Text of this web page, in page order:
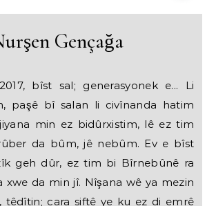
Gençağa
bîst sal; generasyonek e... Li
paşê bî salan li civînanda hatim
min ez bidûrxistim, lê ez tim
da bûm, jê nebûm. Ev e bîst
geh dûr, ez tim bi Bîrnebûnê ra
xwe da min jî. Nîşana wê ya mezin
têdîtin; cara siftê ye ku ez di emrê